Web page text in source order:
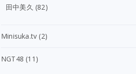
田中美久 (82)
Minisuka.tv (2)
NGT48 (11)